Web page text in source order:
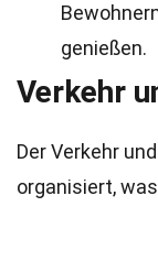
genießen.
Verkehr
Der Verkehr
organisiert,